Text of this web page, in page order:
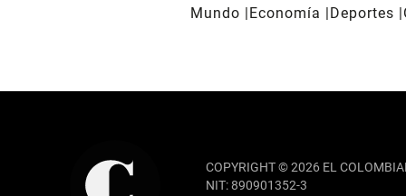
Mundo Economía Deportes
COPYRIGHT © 2026 EL
NIT: 890901352-3